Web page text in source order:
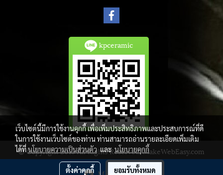
kpceramic
© Copyright 2015 All Rights Reserved. MakeWebEasy.com
ผู้เข้าชมวันนี้ 2,419
เว็บไซต์นี้มีการใช้งานคุกกี้ เพื่อเพิ่มประสิทธิภาพและประสบการณ์ที่ดี
ในการใช้งานเว็บไซต์ของท่าน ท่านสามารถอ่านรายละเอียดเพิ่มเติม
ได้ที่นโยบายความเป็นส่วนตัวและนโยบายคุกกี้
ตั้งค่าคุกกี้ ยอมรับทั้งหมด